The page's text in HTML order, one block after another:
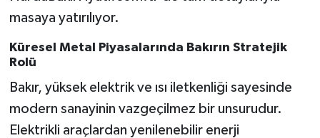
masaya yatırılıyor.
Küresel Metal Piyasalarında Bakırın Stratejik
Rolü
Bakır, yüksek elektrik ve ısı iletkenliği sayesinde
modern sanayinin vazgeçilmez bir unsurudur.
Elektrikli araçlardan yenilenebilir enerji